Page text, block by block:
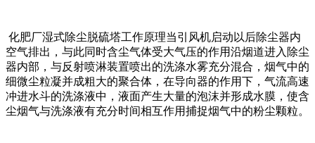
化肥厂湿式除尘脱硫塔工作原理当引风机启动以后除尘器内
空气排出，与此同时含尘气体受大气压的作用沿烟道进入除尘
器内部，与反射喷淋装置喷出的洗涤水雾充分混合，烟气中的
细微尘粒凝并成粗大的聚合体，在导向器的作用下，气流高速
冲进水斗的洗涤液中，液面产生大量的泡沫并形成水膜，使含
尘烟气与洗涤液有充分时间相互作用捕捉烟气中的粉尘颗粒。